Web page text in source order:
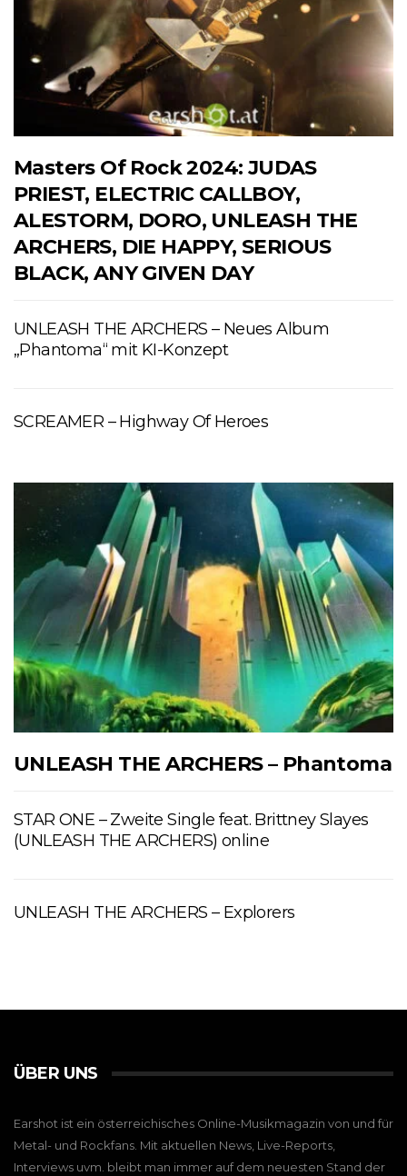
Masters Of Rock 2024: JUDAS
PRIEST, ELECTRIC CALLBOY,
ALESTORM, DORO, UNLEASH THE
ARCHERS, DIE HAPPY, SERIOUS
BLACK, ANY GIVEN DAY
UNLEASH THE ARCHERS – Neues Album
„Phantoma“ mit KI-Konzept
SCREAMER – Highway Of Heroes
UNLEASH THE ARCHERS – Phantoma
STAR ONE – Zweite Single feat. Brittney Slayes
(UNLEASH THE ARCHERS) online
UNLEASH THE ARCHERS – Explorers
ÜBER UNS
Earshot ist ein österreichisches Online-Musikmagazin von und für
Metal- und Rockfans. Mit aktuellen News, Live-Reports,
Interviews uvm. bleibt man immer auf dem neuesten Stand der